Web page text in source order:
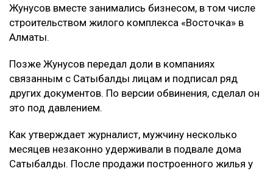
Жунусов вместе занимались бизнесом, в том числе
строительством жилого комплекса «Восточка» в
Алматы.
Позже Жунусов передал доли в компаниях
связанным с Сатыбалды лицам и подписал ряд
других документов. По версии обвинения, сделал он
это под давлением.
Как утверждает журналист, мужчину несколько
месяцев незаконно удерживали в подвале дома
Сатыбалды. После продажи построенного жилья у